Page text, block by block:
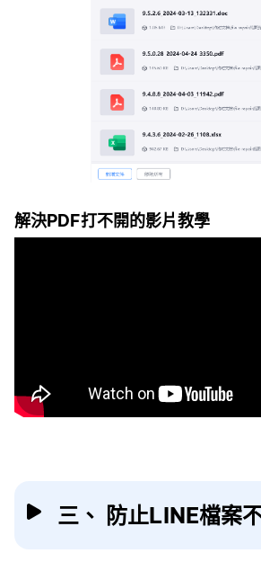
解決PDF打不開的影片教學
三、 防止LINE檔案